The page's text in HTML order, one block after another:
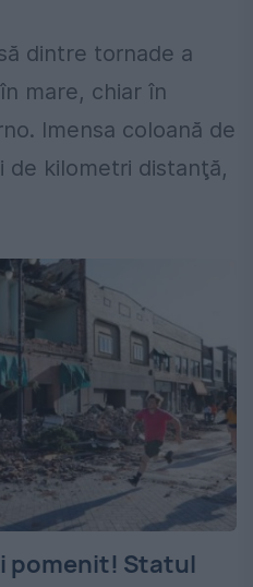
dintre tornade a
mare, chiar în
Imensa coloană de
de kilometri distanţă,
pomenit! Statul